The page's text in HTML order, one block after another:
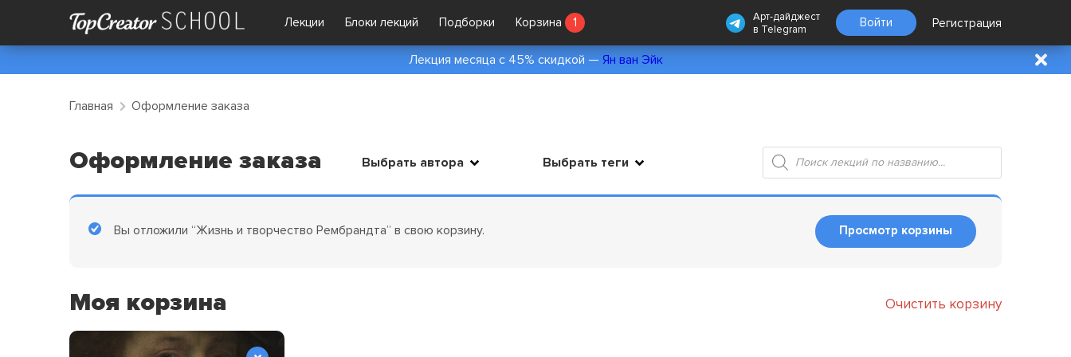
Лекции Блоки лекций Подборки Корзина 1
Арт-дайджест
в Telegram Войти Регистрация
Лекция месяца с 45% скидкой — Ян ван Эйк
Главная Оформление заказа
Оформление заказа Выбрать автора Выбрать теги
Поиск
товаров
Просмотр корзины
Вы отложили “Жизнь и творчество Рембрандта” в свою корзину.
Моя корзина Очистить корзину